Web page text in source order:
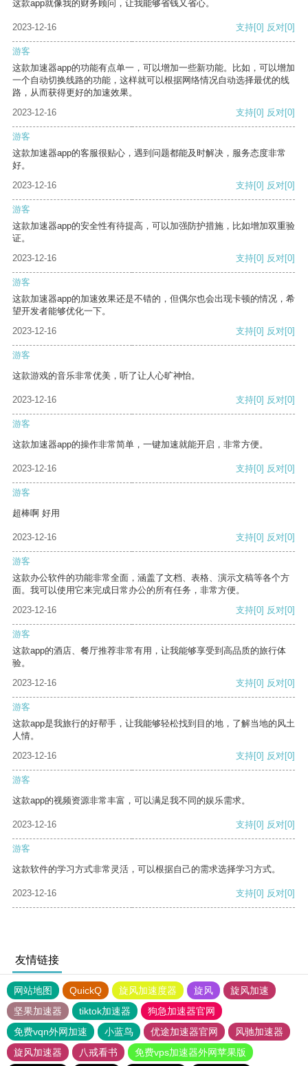
这款app就像我的财务顾问，让我能够省钱又省心。
2023-12-16 支持[0] 反对[0]
游客
这款加速器app的功能有点单一，可以增加一些新功能。比如，可以增加
一个自动切换线路的功能，这样就可以根据网络情况自动选择最优的线
路，从而获得更好的加速效果。
2023-12-16
支持[0] 反对[0]
游客
这款加速器app的客服很贴心，遇到问题都能及时解决，服务态度非常
好。
2023-12-16
支持[0] 反对[0]
游客
这款加速器app的安全性有待提高，可以加强防护措施，比如增加双重验
证。
2023-12-16
支持[0] 反对[0]
游客
这款加速器app的加速效果还是不错的，但偶尔也会出现卡顿的情况，希
望开发者能够优化一下。
2023-12-16
支持[0] 反对[0]
游客
这款游戏的音乐非常优美，听了让人心旷神怡。
2023-12-16 支持[0] 反对[0]
游客
这款加速器app的操作非常简单，一键加速就能开启，非常方便。
2023-12-16 支持[0] 反对[0]
游客
超棒啊 好用
2023-12-16 支持[0] 反对[0]
游客
这款办公软件的功能非常全面，涵盖了文档、表格、演示文稿等各个方
面。我可以使用它来完成日常办公的所有任务，非常方便。
2023-12-16
支持[0] 反对[0]
游客
这款app的酒店、餐厅推荐非常有用，让我能够享受到高品质的旅行体
验。
2023-12-16
支持[0] 反对[0]
游客
这款app是我旅行的好帮手，让我能够轻松找到目的地，了解当地的风土
人情。
2023-12-16
支持[0] 反对[0]
游客
这款app的视频资源非常丰富，可以满足我不同的娱乐需求。
2023-12-16 支持[0] 反对[0]
游客
这款软件的学习方式非常灵活，可以根据自己的需求选择学习方式。
2023-12-16 支持[0] 反对[0]
友情链接
网站地图 QuickQ 旋风加速度器 旋风
旋风加速
坚果加速器
tiktok加速器
狗急加速器官网
免费vqn外网加速
小蓝鸟 优途加速器官网
风驰加速器
旋风加速器
八戒看书 免费vps加速器外网苹果版